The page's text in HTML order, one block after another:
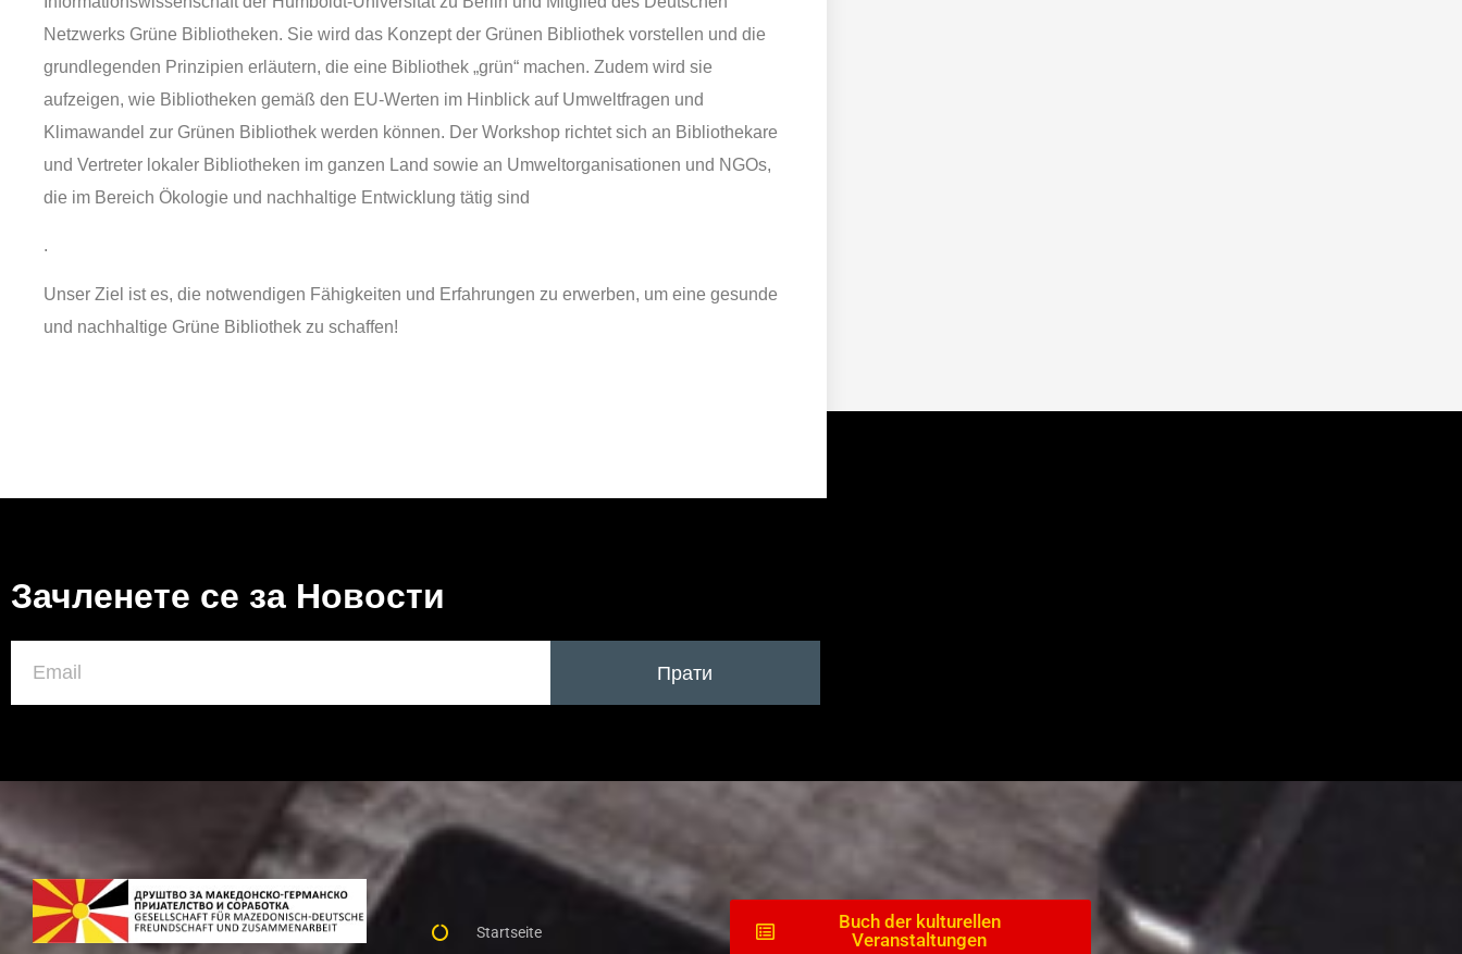
Netzwerks Grüne Bibliotheken. Sie wird das Konzept der Grünen Bibliothek vorstellen und die
grundlegenden Prinzipien erläutern, die eine Bibliothek „grün“ machen. Zudem wird sie
aufzeigen, wie Bibliotheken gemäß den EU-Werten im Hinblick auf Umweltfragen und
Klimawandel zur Grünen Bibliothek werden können. Der Workshop richtet sich an Bibliothekarе
und Vertreter lokaler Bibliotheken im ganzen Land sowie an Umweltorganisationen und NGOs,
die im Bereich Ökologie und nachhaltige Entwicklung tätig sind
.
Unser Ziel ist es, die notwendigen Fähigkeiten und Erfahrungen zu erwerben, um eine gesunde
und nachhaltige Grüne Bibliothek zu schaffen!
Зачленете се за Новости
Прати
Startseite
Buch der kulturellen
Veranstaltungen